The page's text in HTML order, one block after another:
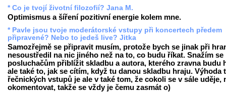
* Co je tvojí životní filozofií? Jana M.
Optimismus a šíření pozitivní energie kolem mne.
* Pavle jsou tvoje moderátorské vstupy při koncertech předem
připravené? Nebo to jedeš live? Jitka
Samozřejmě se připravit musím, protože bych se jinak při
nesoustředil na nic jiného než na to, co budu říkat. Snažím se
posluchačům přiblížit skladbu a autora, kterého zravna budu
ale také to, jak se cítím, když tu danou skladbu hraju. Výhoda
řečnických vstupů je ale v také tom, že cokoli se v sále uděje,
okomentovat, takže se vždy je čemu zasmát o)